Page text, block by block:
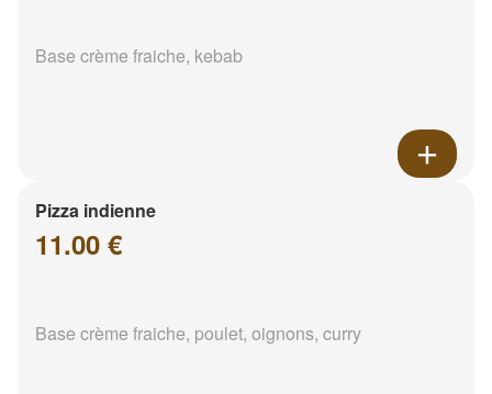
Base crème fraiche, kebab
Pizza indienne
11.00 €
Base crème fraiche, poulet, oignons, curry